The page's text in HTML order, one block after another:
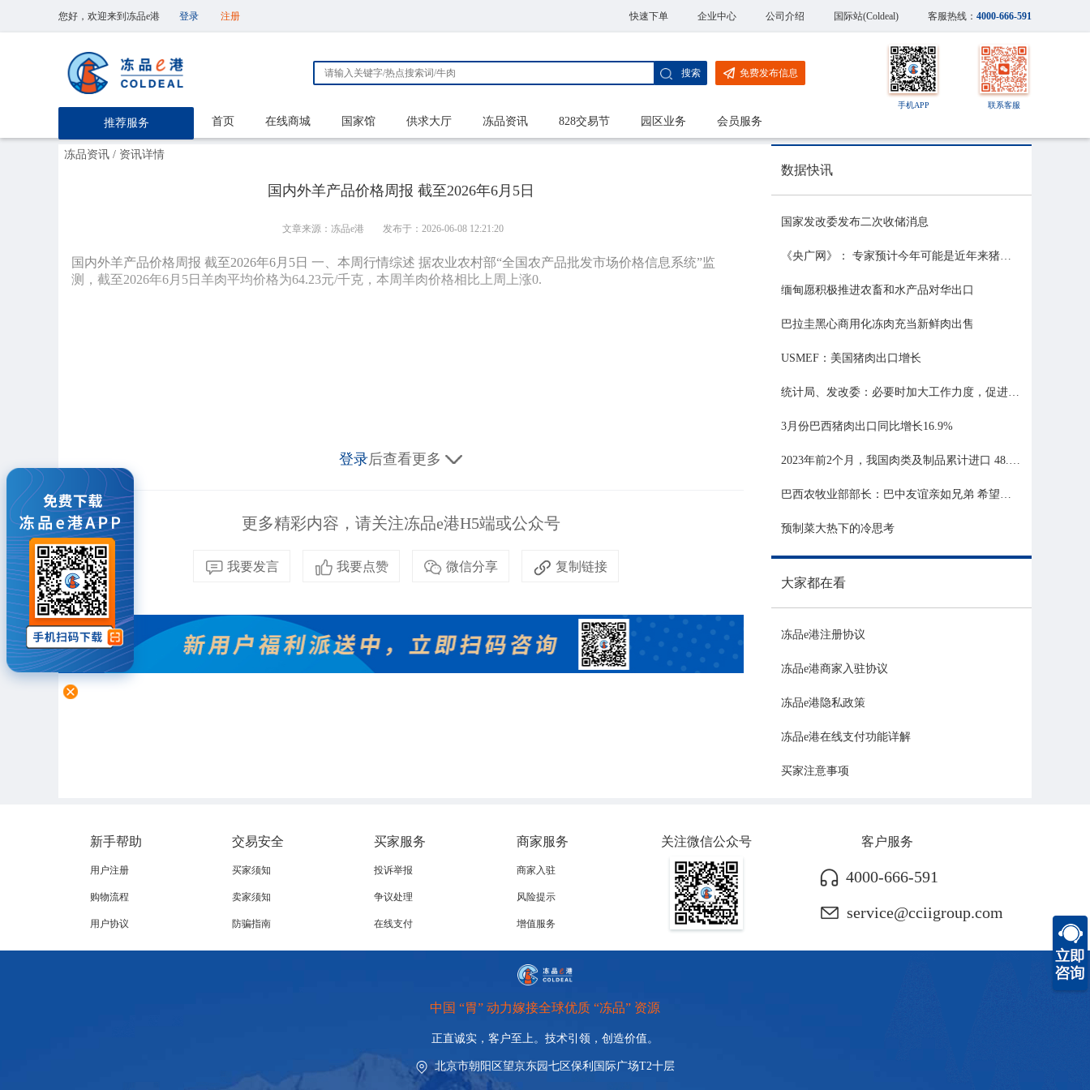
您好，欢迎来到冻品e港 登录 注册 快速下单 企业中心 公司介绍 国际站(Coldeal) 客服热线： 4000-666-591
推荐服务
搜索 免费发布信息
手机APP 联系客服
首页 在线商城 国家馆 供求大厅 冻品资讯 828交易节 园区业务 会员服务
冻品资讯 / 资讯详情
国内外羊产品价格周报 截至2026年6月5日
文章来源：冻品e港 发布于：2026-06-08 12:21:20
国内外羊产品价格周报 截至2026年6月5日 一、本周行情综述 据农业农村部“全国农产品批发市场价格信息系统”监
测，截至2026年6月5日羊肉平均价格为64.23元/千克，本周羊肉价格相比上周上涨0.
登录后查看更多
更多精彩内容，请关注冻品e港H5端或公众号
我要发言 我要点赞 微信分享 复制链接
数据快讯
国家发改委发布二次收储消息
《央广网》： 专家预计今年可能是近年来猪价最稳的一年
缅甸愿积极推进农畜和水产品对华出口
巴拉圭黑心商用化冻肉充当新鲜肉出售
USMEF：美国猪肉出口增长
统计局、发改委：必要时加大工作力度，促进生猪市场平稳运行
3月份巴西猪肉出口同比增长16.9%
2023年前2个月，我国肉类及制品累计进口 48.06 亿美元，同比增长 21.81%
巴西农牧业部部长：巴中友谊亲如兄弟 希望与中国深化农业合作
预制菜大热下的冷思考
大家都在看
冻品e港注册协议
冻品e港商家入驻协议
冻品e港隐私政策
冻品e港在线支付功能详解
买家注意事项
新手帮助
用户注册
购物流程
用户协议
交易安全
买家须知
卖家须知
防骗指南
买家服务
投诉举报
争议处理
在线支付
商家服务
商家入驻
风险提示
增值服务
关注微信公众号 客户服务
4000-666-591
service@cciigroup.com
中国 “胃” 动力嫁接全球优质 “冻品” 资源
正直诚实，客户至上。技术引领， 创造价值。
北京市朝阳区望京东园七区保利国际广场T2十层